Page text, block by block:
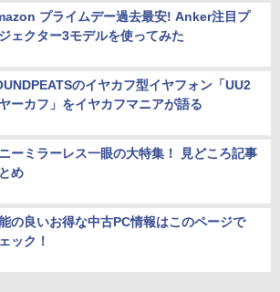
プライムデー過去最安! Anker注目プ
ェクター3モデルを使ってみた
のイヤカフ型イヤフォン「UU2
ーカフ」をイヤカフマニアが語る
ーミラーレス一眼の大特集！ 見どころ記事
め
の良いお得な中古PC情報はこのページで
ック！